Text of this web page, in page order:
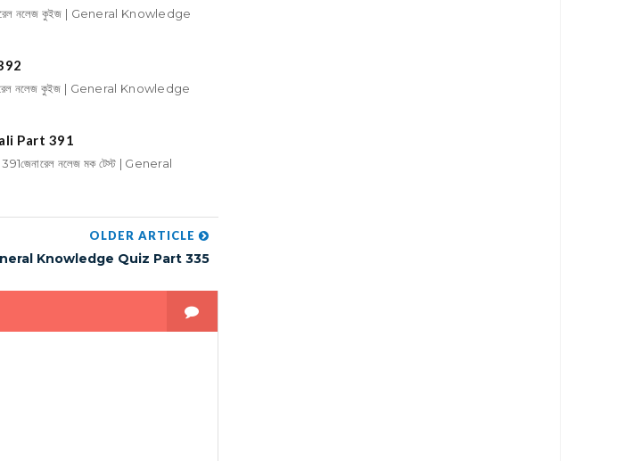
নলেজ কুইজ | General Knowledge
নলেজ কুইজ | General Knowledge
Part 391
নলেজ মক টেস্ট | General
OLDER ARTICLE
General Knowledge Quiz Part 335